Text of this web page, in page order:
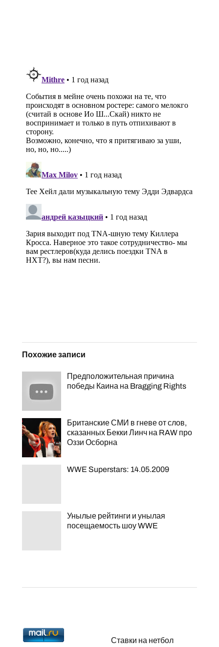
Похожие записи
Предположительная причина
победы Каина на Bragging Rights
Британские СМИ в гневе от слов,
сказанных Бекки Линч на RAW про
Оззи Осборна
WWE Superstars: 14.05.2009
Унылые рейтинги и унылая
посещаемость шоу WWE
Ставки на нетбол